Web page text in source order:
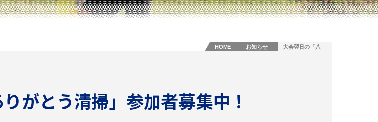
HOME お知らせ
大会翌日の「八
がとう清掃」参加者募集中！